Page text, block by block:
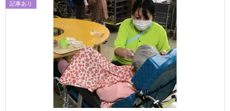
記事あり